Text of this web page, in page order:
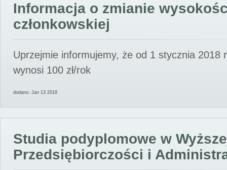
Informacja o zmianie
członkowskiej
Uprzejmie informujemy, że od 1 stycznia 2018
wynosi 100 zł/rok
dodano: Jan 13 2018
Studia podyplomowe w
Przedsiębiorczości i